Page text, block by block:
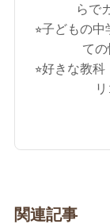
らで
⭐︎子どもの
て
⭐︎好きな教
関連記事